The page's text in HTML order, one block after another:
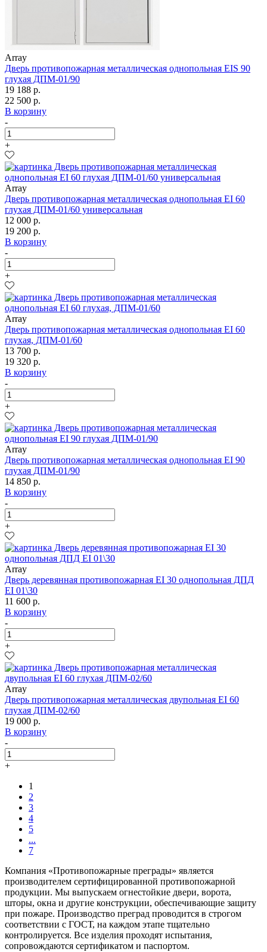
Array
Дверь противопожарная металлическая однопольная EIS 90
глухая ДПМ-01/90
19 188 р.
22 500 р.
В корзину
-
+
Array
Дверь противопожарная металлическая однопольная EI 60
глухая ДПМ-01/60 универсальная
12 000 р.
19 200 р.
В корзину
-
+
Array
Дверь противопожарная металлическая однопольная EI 60
глухая, ДПМ-01/60
13 700 р.
19 320 р.
В корзину
-
+
Array
Дверь противопожарная металлическая однопольная EI 90
глухая ДПМ-01/90
14 850 р.
В корзину
-
+
Array
Дверь деревянная противопожарная EI 30 однопольная ДПД
EI 01\30
11 600 р.
В корзину
-
+
Array
Дверь противопожарная металлическая двупольная EI 60
глухая ДПМ-02/60
19 000 р.
В корзину
-
+
1
2
3
4
5
...
7
Компания «Противопожарные преграды» является
производителем сертифицированной противопожарной
продукции. Мы выпускаем огнестойкие двери, ворота,
шторы, окна и другие конструкции, обеспечивающие защиту
при пожаре. Производство преград проводится в строгом
соответствии с ГОСТ, на каждом этапе тщательно
контролируется. Все изделия проходят испытания,
сопровождаются сертификатом и паспортом.